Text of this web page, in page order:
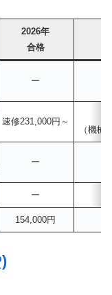
2026年
合格
ー
速修231,000円～
（機械
ー
ー
154,000円